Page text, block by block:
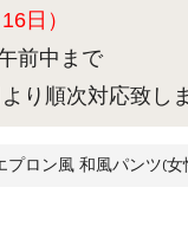
日）
前中まで
り順次対応致し
プロン風 和風パンツ(